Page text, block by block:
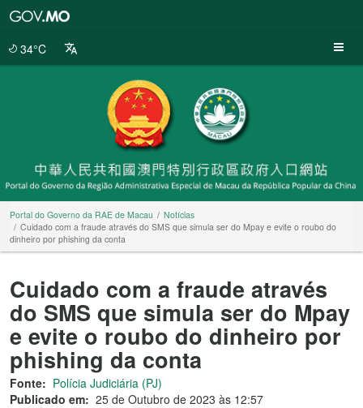
34°C
Portal do Governo da RAE de Macau
Notícias
Cuidado com a fraude através do SMS que simula ser do Mpay e evite o roubo do
dinheiro por phishing da conta
Cuidado com a fraude através
do SMS que simula ser do Mpay
e evite o roubo do dinheiro por
phishing da conta
Fonte: Polícia Judiciária (PJ)
Publicado em: 25 de Outubro de 2023 às 12:57